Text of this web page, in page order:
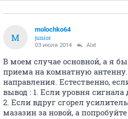
M
molochko64
junior
03 июля 2014 Alxt
В моем случае основной, а я
приема на комнатную
направления. Естественно,
вывод : 1. Если уровня
2. Если вдруг сгорел
мазазин за новой, а